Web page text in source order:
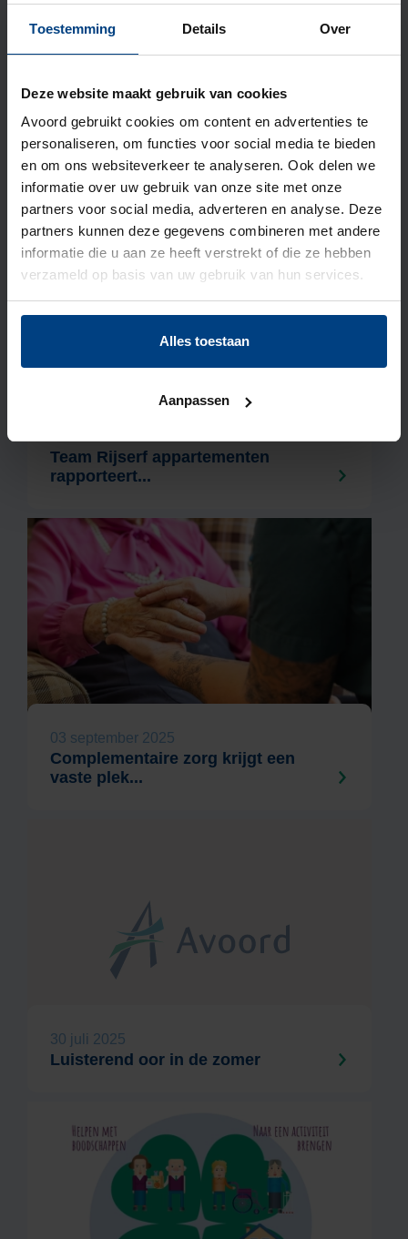
Toestemming Details Over
Deze website maakt gebruik van cookies
Avoord gebruikt cookies om content en advertenties te
personaliseren, om functies voor social media te bieden
en om ons websiteverkeer te analyseren. Ook delen we
informatie over uw gebruik van onze site met onze
partners voor social media, adverteren en analyse. Deze
partners kunnen deze gegevens combineren met andere
informatie die u aan ze heeft verstrekt of die ze hebben
verzameld op basis van uw gebruik van hun services.
Alles toestaan
Aanpassen
08 december 2025
Avoord steunt twee mooie
bewegingen: ‘Jij doet...
Team Rijserf appartementen
rapporteert...
03 september 2025
Complementaire zorg krijgt een
vaste plek...
30 juli 2025
Luisterend oor in de zomer